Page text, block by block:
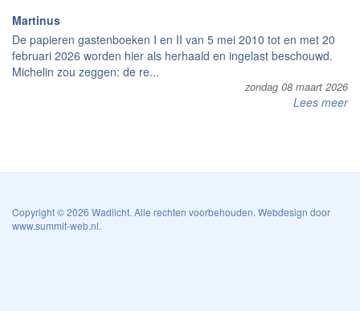
Martinus
De papieren gastenboeken I en II van 5 mei 2010 tot en met 20
februari 2026 worden hier als herhaald en ingelast beschouwd.
Michelin zou zeggen: de re...
zondag 08 maart 2026
Lees meer
Copyright © 2026 Wadlicht. Alle rechten voorbehouden. Webdesign door
www.summit-web.nl.